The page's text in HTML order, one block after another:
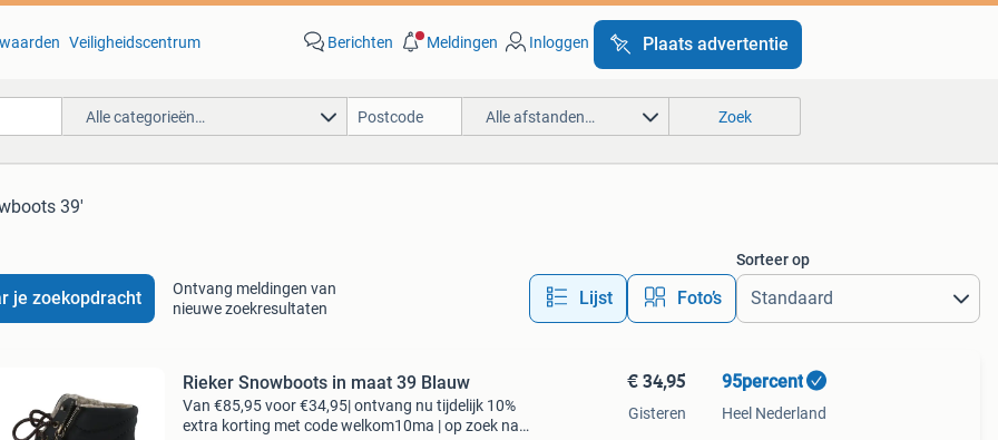
Veiligheidscentrum Berichten Meldingen Inloggen Plaats advertentie
Alle categorieën… Alle afstanden… Zoek
39'
je zoekopdracht
Ontvang meldingen van
nieuwe zoekresultaten
Lijst Foto’s
Sorteer op
Rieker Snowboots in maat 39 Blauw
Van €85,95 voor €34,95| ontvang nu tijdelijk 10%
extra korting met code welkom10ma | op zoek naar
€ 34,95
Gisteren
95percent
Heel Nederland